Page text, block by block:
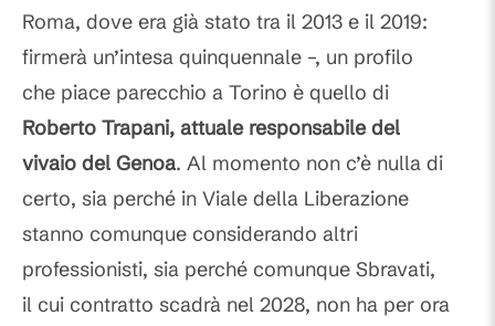
Roma, dove era già stato tra il 2013 e il 2019:
firmerà un’intesa quinquennale –, un profilo
che piace parecchio a Torino è quello di
Roberto Trapani, attuale responsabile del
vivaio del Genoa. Al momento non c’è nulla di
certo, sia perché in Viale della Liberazione
stanno comunque considerando altri
professionisti, sia perché comunque Sbravati,
il cui contratto scadrà nel 2028, non ha per ora